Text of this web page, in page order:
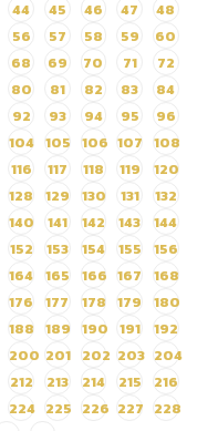
44 45 46 47
48
56 57 58 59
60
68 69 70 71
72
80 81 82 83
84
92 93 94 95
96
104 105 106 107 108
116 117 118 119
120
128 129 130 131
132
140 141 142 143
144
152 153 154 155
156
164 165 166 167
168
176 177 178 179
180
188 189 190 191
192
200 201 202 203 204
212 213 214 215
216
224 225 226 227 228